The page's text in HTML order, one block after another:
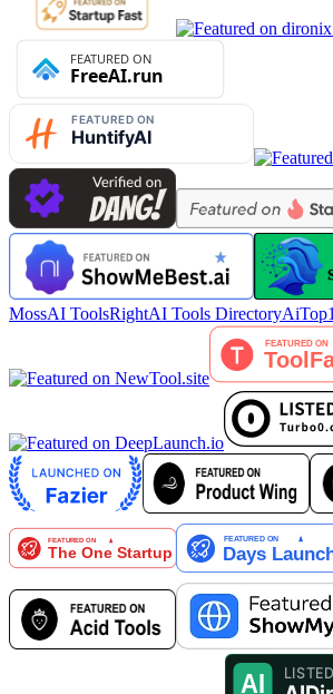
MossAI ToolsRightAI Tools Directory